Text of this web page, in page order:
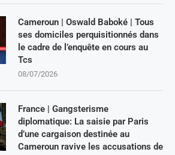
Cameroun | Oswald Baboké | Tous
ses domiciles perquisitionnés dans
le cadre de l’enquête en cours au
Tcs
08/07/2026
France | Gangsterisme
diplomatique: La saisie par Paris
d’une cargaison destinée au
Cameroun ravive les accusations de